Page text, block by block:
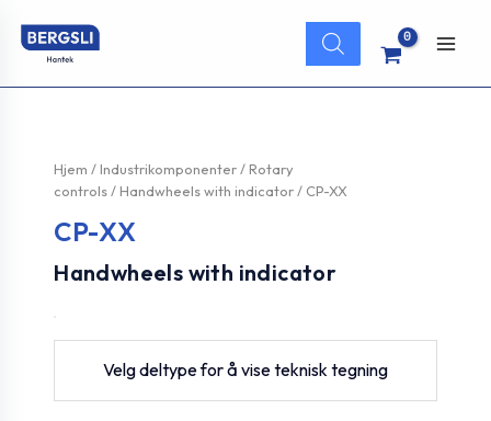
rett
innholdet
Products
search
Hjem / Industrikomponenter/ Rotary
controls/ Handwheels with indicator/ CP-XX
CP-XX
Handwheels with indicator
Velg deltype for å vise teknisk tegning